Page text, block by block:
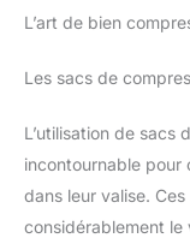
L’art de bien
Les sacs de
L’utilisation de sacs
incontournable pour
dans leur valise.
considérablement